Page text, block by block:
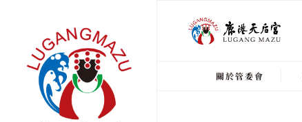
關於管委會